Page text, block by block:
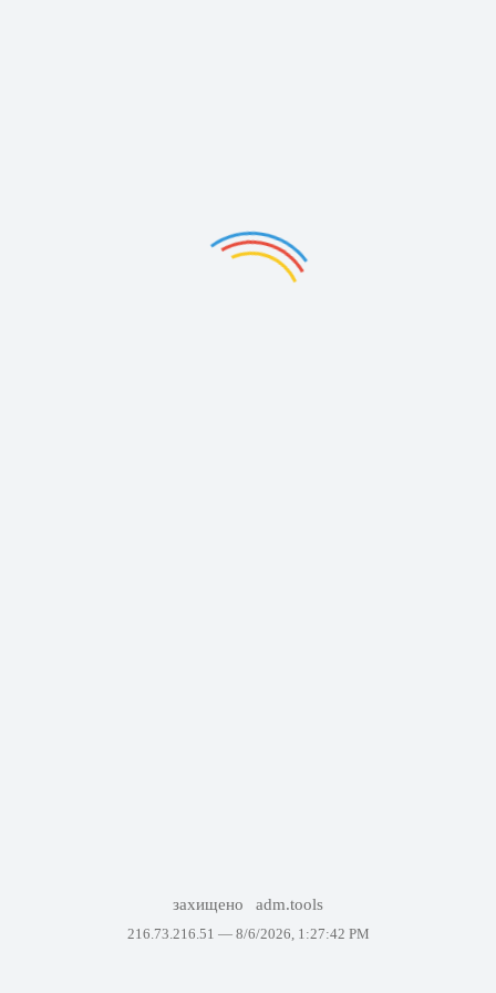
захищено adm.tools
216.73.216.51 — 8/6/2026, 1:27:42 PM